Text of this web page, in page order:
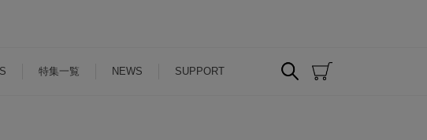
特集一覧 NEWS SUPPORT